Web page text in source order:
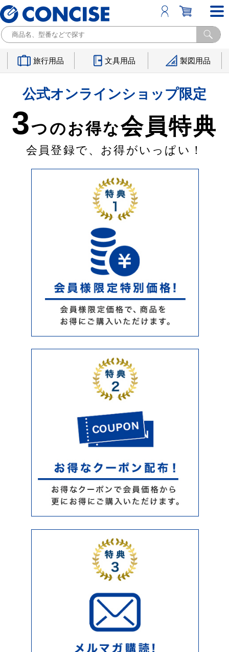
旅行用品 文具用品 製図用品
公式オンラインショップ限定
3つのお得な会員特典
会員登録で、お得がいっぱい！